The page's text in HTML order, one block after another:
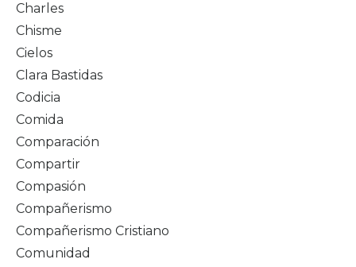
Charles
Chisme
Cielos
Clara Bastidas
Codicia
Comida
Comparación
Compartir
Compasión
Compañerismo
Compañerismo Cristiano
Comunidad